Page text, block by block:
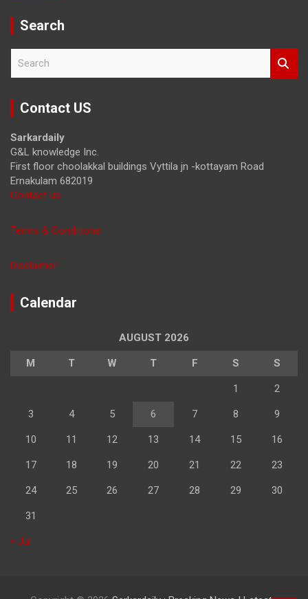
Search
r
Contact US
Sarkardaily
G&L knowledge Inc.
First floor choolakkal buildings Vyttila jn -kottayam Road
Ernakulam 682019
Contact us
Terms & Conditions
Disclaimer
Calendar
AUGUST 2026
M T W T F S S
1 2
3 4 5 6 7 8 9
10 11 12 13 14 15 16
17 18 19 20 21 22 23
24 25 26 27 28 29 30
31
« Jul